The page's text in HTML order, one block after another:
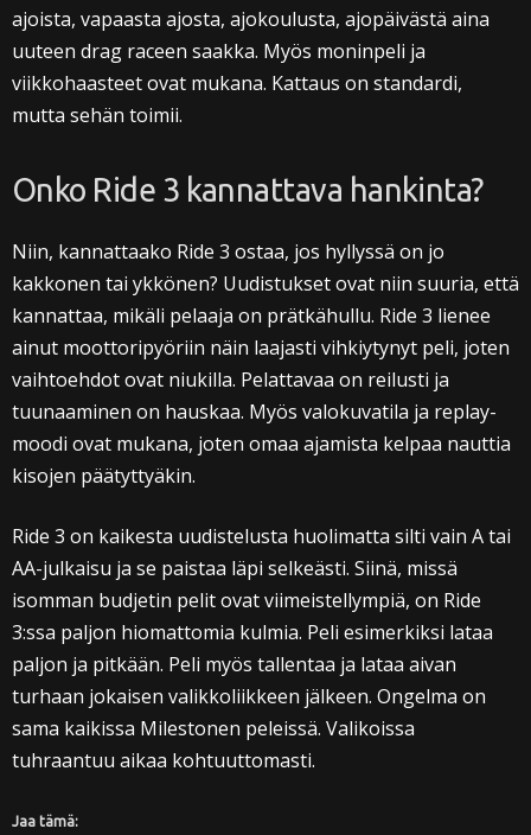
ajoista, vapaasta ajosta, ajokoulusta, ajopäivästä aina
uuteen drag raceen saakka. Myös moninpeli ja
viikkohaasteet ovat mukana. Kattaus on standardi,
mutta sehän toimii.
Onko Ride 3 kannattava hankinta?
Niin, kannattaako Ride 3 ostaa, jos hyllyssä on jo
kakkonen tai ykkönen? Uudistukset ovat niin suuria, että
kannattaa, mikäli pelaaja on prätkähullu. Ride 3 lienee
ainut moottoripyöriin näin laajasti vihkiytynyt peli, joten
vaihtoehdot ovat niukilla. Pelattavaa on reilusti ja
tuunaaminen on hauskaa. Myös valokuvatila ja replay-
moodi ovat mukana, joten omaa ajamista kelpaa nauttia
kisojen päätyttyäkin.
Ride 3 on kaikesta uudistelusta huolimatta silti vain A tai
AA-julkaisu ja se paistaa läpi selkeästi. Siinä, missä
isomman budjetin pelit ovat viimeistellympiä, on Ride
3:ssa paljon hiomattomia kulmia. Peli esimerkiksi lataa
paljon ja pitkään. Peli myös tallentaa ja lataa aivan
turhaan jokaisen valikkoliikkeen jälkeen. Ongelma on
sama kaikissa Milestonen peleissä. Valikoissa
tuhraantuu aikaa kohtuuttomasti.
Jaa tämä: